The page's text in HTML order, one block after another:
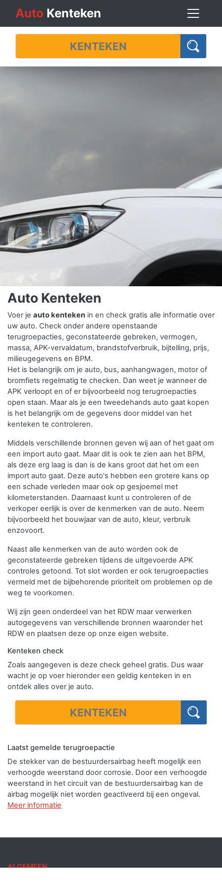
Auto Kenteken
Auto Kenteken
Voer je auto kenteken in en check gratis alle informatie over
uw auto. Check onder andere openstaande
terugroepacties, geconstateerde gebreken, vermogen,
massa, APK-vervaldatum, brandstofverbruik, bijtelling, prijs,
milieugegevens en BPM.
Het is belangrijk om je auto, bus, aanhangwagen, motor of
bromfiets regelmatig te checken. Dan weet je wanneer de
APK verloopt en of er bijvoorbeeld nog terugroepacties
open staan. Maar als je een tweedehands auto gaat kopen
is het belangrijk om de gegevens door middel van het
kenteken te controleren.
Middels verschillende bronnen geven wij aan of het gaat om
een import auto gaat. Maar dit is ook te zien aan het BPM,
als deze erg laag is dan is de kans groot dat het om een
import auto gaat. Deze auto's hebben een grotere kans op
een schade verleden maar ook op gesjoemel met
kilometerstanden. Daarnaast kunt u controleren of de
verkoper eerlijk is over de kenmerken van de auto. Neem
bijvoorbeeld het bouwjaar van de auto, kleur, verbruik
enzovoort.
Naast alle kenmerken van de auto worden ook de
geconstateerde gebreken tijdens de uitgevoerde APK
controles getoond. Tot slot worden er ook terugroepacties
vermeld met de bijbehorende prioriteit om problemen op de
weg te voorkomen.
Wij zijn geen onderdeel van het RDW maar verwerken
autogegevens van verschillende bronnen waaronder het
RDW en plaatsen deze op onze eigen website.
Kenteken check
Zoals aangegeven is deze check geheel gratis. Dus waar
wacht je op voer hieronder een geldig kenteken in en
ontdek alles over je auto.
Laatst gemelde terugroepactie
De stekker van de bestuurdersairbag heeft mogelijk een
verhoogde weerstand door corrosie. Door een verhoogde
weerstand in het circuit van de bestuurdersairbag kan de
airbag mogelijk niet worden geactiveerd bij een ongeval.
Meer informatie
ALGEMEEN